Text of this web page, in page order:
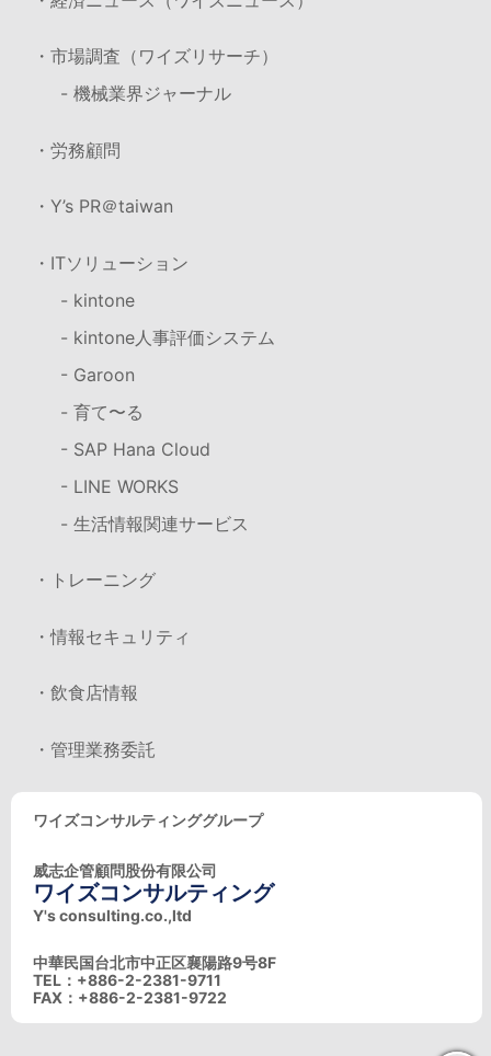
・市場調査（ワイズリサーチ）
- 機械業界ジャーナル
・労務顧問
・Y’s PR＠taiwan
・ITソリューション
- kintone
- kintone人事評価システム
- Garoon
- 育て〜る
- SAP Hana Cloud
- LINE WORKS
- 生活情報関連サービス
・トレーニング
・情報セキュリティ
・飲食店情報
・管理業務委託
ワイズコンサルティンググループ
威志企管顧問股份有限公司
ワイズコンサルティング
Y's consulting.co.,ltd
中華民国台北市中正区襄陽路9号8F
TEL：+886-2-2381-9711
FAX：+886-2-2381-9722